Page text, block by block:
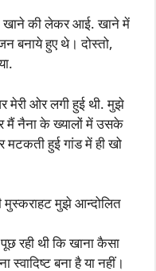
खाने की लेकर आई. खाने में
बनाये हुए थे। दोस्तो,
मेरी ओर लगी हुई थी. मुझे
मैं नैना के ख्यालों में उसके
हुई गांड में ही खो
मुझे आन्दोलित
रही थी कि खाना कैसा
बना है या नहीं।